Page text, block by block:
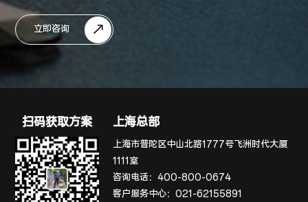
立即咨询
扫码获取方案 上海总部
上海市普陀区中山北路1777号飞洲时代大厦
1111室
咨询电话：400-800-0674
客户服务中心：021-62155891